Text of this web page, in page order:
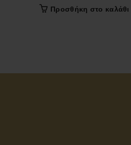
Προσθήκη στο καλάθι